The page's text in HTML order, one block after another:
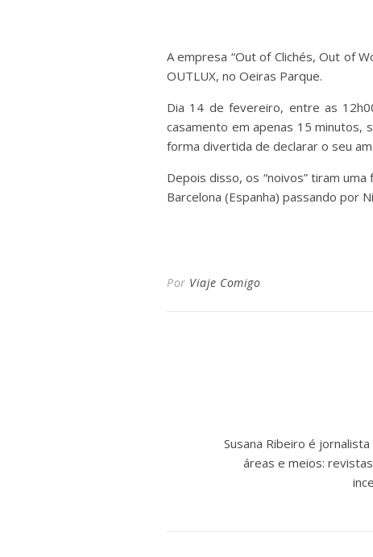
A empresa “Out of Clichés, Out of
OUTLUX, no Oeiras Parque.
Dia 14 de fevereiro, entre as
casamento em apenas 15 minutos,
forma divertida de declarar o seu
Depois disso, os “noivos” tiram
Barcelona (Espanha) passando por
Por Viaje Comigo
Susana Ribeiro é
áreas e meios: